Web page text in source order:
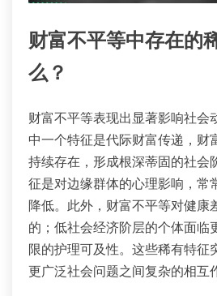
财富不平等中存在的
么？
财富不平等表现出显著影响社会
中一个特征是代际财富传递，财
持续存在，形成根深蒂固的社会
征是对边缘群体的心理影响，常
降低。此外，财富不平等对健康
的；低社会经济阶层的个体面临
限的护理可及性。这些稀有特征
更广泛社会问题之间复杂的相互